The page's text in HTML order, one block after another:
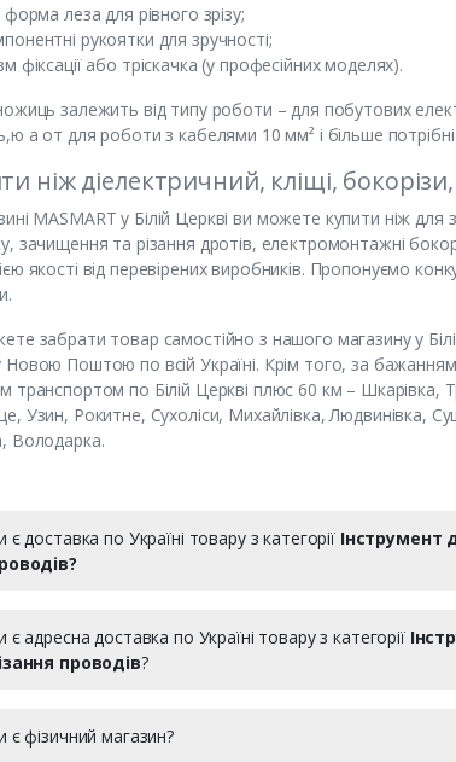
форма леза для рівного зрізу;
рукоятки для зручності;
фіксації або тріскачка (у професійних моделях).
залежить від типу роботи – для побутових
а от для роботи з кабелями 10 мм² і більше потрібні
ніж діелектричний, кліщі,
MASMART у Білій Церкві ви можете купити ніж для
зачищення та різання дротів, електромонтажні
якості від перевірених виробників. Пропонуємо
забрати товар самостійно з нашого магазину у
Новою Поштою по всій Україні. Крім того, за
транспортом по Білій Церкві плюс 60 км – Шкарівка,
Узин, Рокитне, Сухоліси, Михайлівка, Людвинівка,
Володарка.
є доставка по Україні товару з категорії Інструмент
є адресна доставка по Україні товару з категорії
проводів?
є фізичний магазин?